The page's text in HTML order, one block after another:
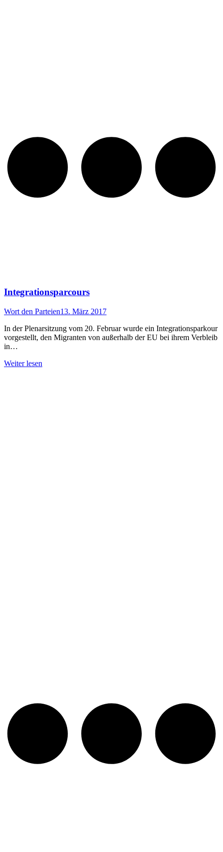
Integrationsparcours
Wort den Parteien13. März 2017
In der Plenarsitzung vom 20. Februar wurde ein Integrationsparkour
vorgestellt, den Migranten von außerhalb der EU bei ihrem Verbleib
in…
Weiter lesen